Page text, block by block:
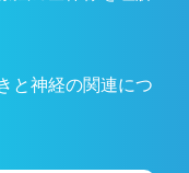
と神経の関連につ